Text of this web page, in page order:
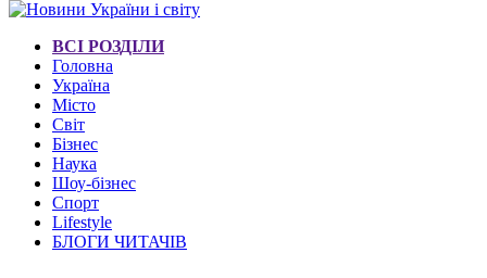
ВСІ РОЗДІЛИ
Головна
Україна
Місто
Світ
Бізнес
Наука
Шоу-бізнес
Спорт
Lifestyle
БЛОГИ ЧИТАЧІВ